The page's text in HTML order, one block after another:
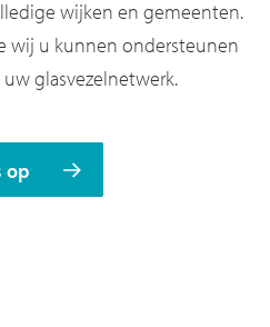
wijken en gemeenten.
wij u kunnen ondersteunen
glasvezelnetwerk.
op